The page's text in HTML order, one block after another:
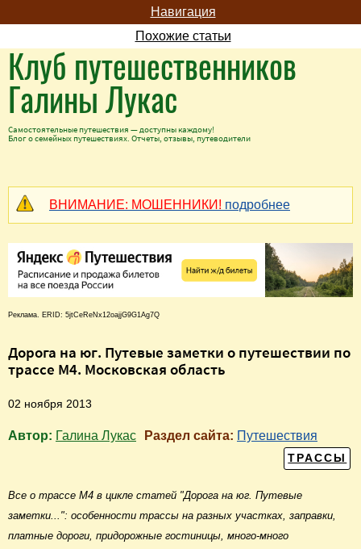
Навигация
Похожие статьи
Клуб путешественников
Галины Лукас
Самостоятельные путешествия — доступны каждому!
Блог о семейных путешествиях. Отчеты, отзывы, путеводители
ВНИМАНИЕ: МОШЕННИКИ! подробнее
Реклама. ERID: 5jtCeReNx12oajjG9G1Ag7Q
Дорога на юг. Путевые заметки о путешествии по
трассе М4. Московская область
02 ноября 2013
Автор: Галина Лукас Раздел сайта: Путешествия
ТРАССЫ
Все о трассе М4 в цикле статей "Дорога на юг. Путевые
заметки...": особенности трассы на разных участках, заправки,
платные дороги, придорожные гостиницы, много-много